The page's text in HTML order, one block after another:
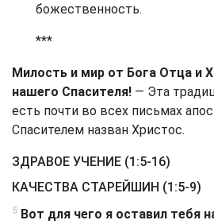
божественность.
***
Милость и мир от Бога Отца и
нашего Спасителя! — Эта
есть почти во всех письмах
Спасителем назван Христос.
ЗДРАВОЕ УЧЕНИЕ (1:5-16)
КАЧЕСТВА СТАРЕЙШИН (1:5-9)
5 Вот для чего я оставил тебя